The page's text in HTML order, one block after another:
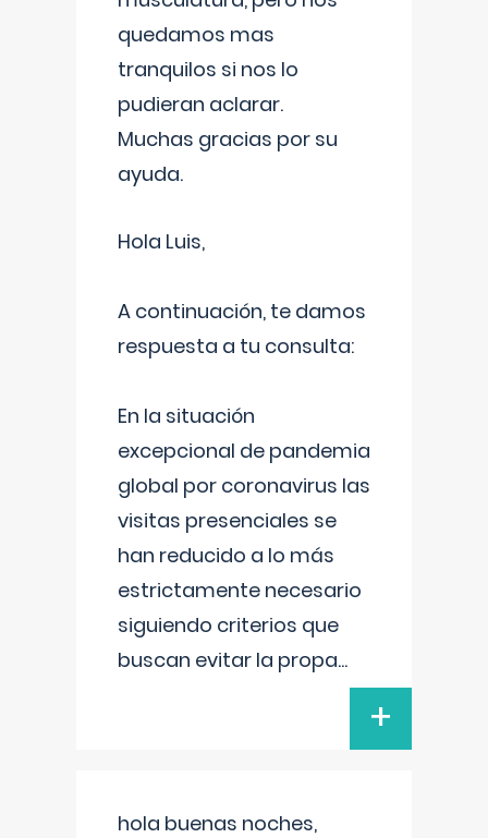
quedamos mas
tranquilos si nos lo
pudieran aclarar.
Muchas gracias por su
ayuda.
Hola Luis,
A continuación, te damos
respuesta a tu consulta:
En la situación
excepcional de pandemia
global por coronavirus las
visitas presenciales se
han reducido a lo más
estrictamente necesario
siguiendo criterios que
buscan evitar la propa...
+
hola buenas noches,